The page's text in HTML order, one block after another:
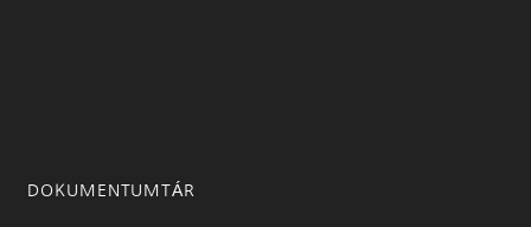
DOKUMENTUMTÁR